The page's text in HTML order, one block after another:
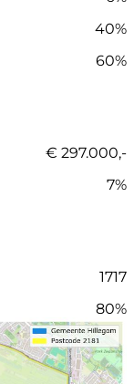
40%
60%
€ 297.000,-
7%
1717
80%